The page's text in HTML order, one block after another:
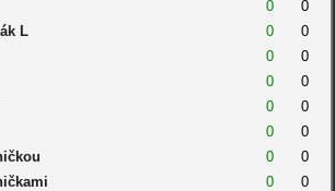
0
0
L
0
0
0
0
0
0
0
0
0
0
0
0
0
0